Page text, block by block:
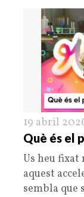
19 abril
Què és el
Us heu fixat
aquest
sembla que